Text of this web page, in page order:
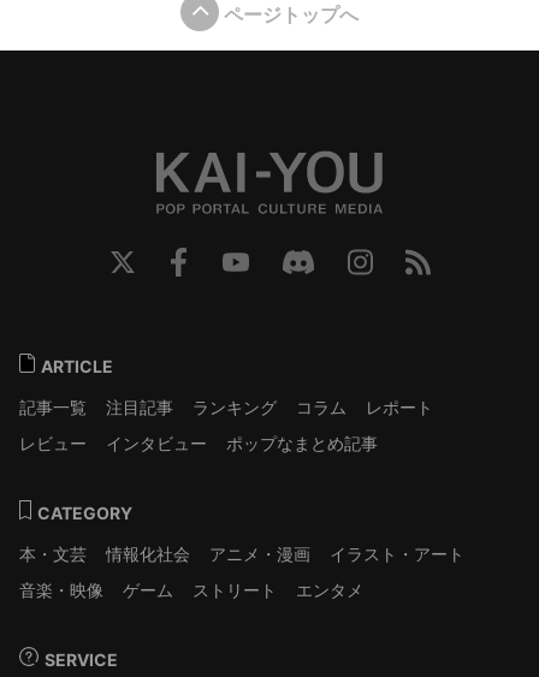
ページトップへ
ARTICLE
記事一覧
注目記事 ランキング コラム
レポート
レビュー
インタビュー ポップなまとめ記事
CATEGORY
本・文芸
情報化社会 アニメ・漫画
イラスト・アート
音楽・映像
ゲーム ストリート エンタメ
SERVICE